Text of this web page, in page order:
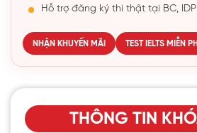
Hỗ trợ đăng ký thi thật tại BC, IDP
NHẬN KHUYẾN MÃI TEST IELTS MIỄN
THÔNG TIN